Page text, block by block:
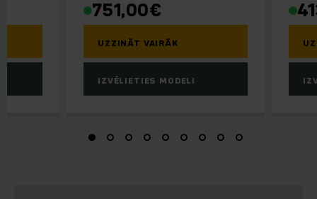
€
751,00
UZZINĀT VAIRĀK
IZVĒLIETIES MODELI